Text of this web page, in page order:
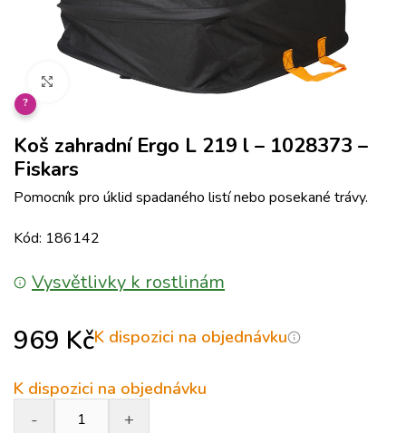
Klikněte pro zvětšení
?
Koš zahradní Ergo L 219 l – 1028373 –
Fiskars
Pomocník pro úklid spadaného listí nebo posekané trávy.
Kód: 186142
Vysvětlivky k rostlinám
969 KčK dispozici na objednávku
K dispozici na objednávku